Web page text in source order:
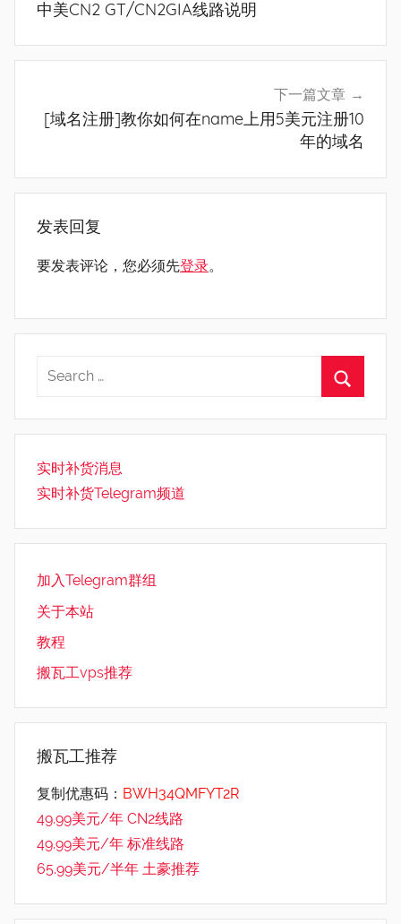
航
中美CN2 GT/CN2GIA线路说明
下一篇文章
[域名注册]教你如何在name上用5美元注册10
年的域名
发表回复
要发表评论，您必须先登录。
实时补货消息
实时补货Telegram频道
加入Telegram群组
关于本站
教程
搬瓦工vps推荐
搬瓦工推荐
复制优惠码： BWH34QMFYT2R
49.99美元/年 CN2线路
49.99美元/年 标准线路
65.99美元/半年 土豪推荐